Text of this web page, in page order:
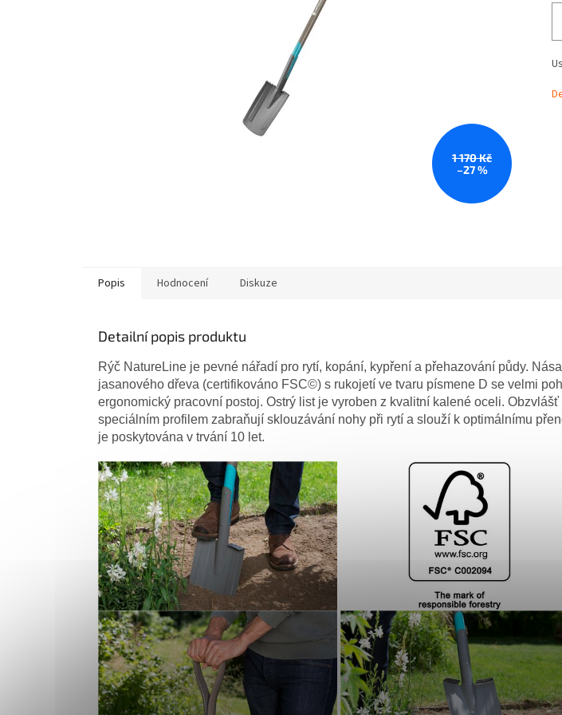
1 170 Kč
–27 %
Popis Hodnocení Diskuze
Detailní popis produktu
Rýč NatureLine je pevné nářadí pro rytí, kopání, kypření a přehazování půdy.
jasanového dřeva (certifikováno FSC©) s rukojetí ve tvaru písmene D se velmi
ergonomický pracovní postoj. Ostrý list je vyroben z kvalitní kalené oceli.
speciálním profilem zabraňují sklouzávání nohy při rytí a slouží k optimálnímu
je poskytována v trvání 10 let.